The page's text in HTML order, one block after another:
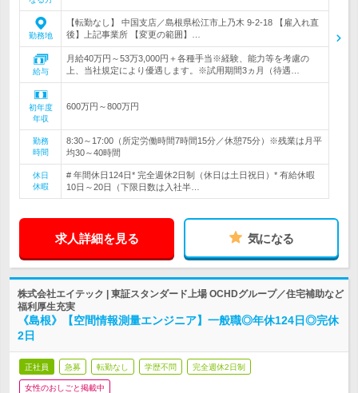
勤務地
【転勤なし】 中国支店／島根県松江市上乃木 9-2-18 【雇入れ直
後】上記事業所 【変更の範囲】…
給与
月給40万円～53万3,000円＋各種手当※経験、能力等を考慮の
上、当社規定により優遇します。※試用期間3ヵ月（待遇…
初年度
年収
600万円～800万円
勤務
時間
8:30～17:00（所定労働時間7時間15分／休憩75分）※残業は月平
均30～40時間
休日
休暇
# 年間休日124日* 完全週休2日制（休日は土日祝日）* 有給休暇
10日～20日（下限日数は入社半…
求人詳細を見る 気になる
株式会社エイテック | 東証スタンダード上場 OCHDグループ／住宅補助など
福利厚生充実
《島根》【空間情報測量エンジニア】一般職◎年休124日◎完休
2日
正社員 急募 転勤なし 学歴不問 完全週休2日制
女性のおしごと掲載中